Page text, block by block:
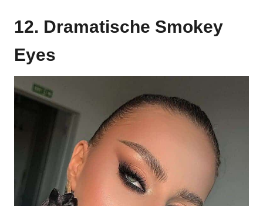
12. Dramatische Smokey
Eyes